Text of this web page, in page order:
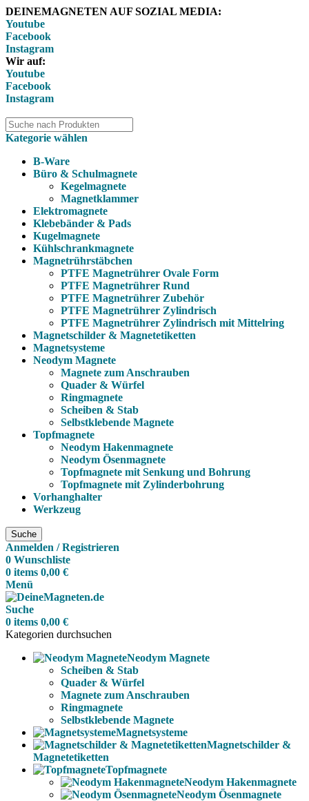
DEINEMAGNETEN AUF SOZIAL MEDIA:
Youtube
Facebook
Instagram
Wir auf:
Youtube
Facebook
Instagram
Kategorie wählen
B-Ware
Büro & Schulmagnete
Kegelmagnete
Magnetklammer
Elektromagnete
Klebebänder & Pads
Kugelmagnete
Kühlschrankmagnete
Magnetrührstäbchen
PTFE Magnetrührer Ovale Form
PTFE Magnetrührer Rund
PTFE Magnetrührer Zubehör
PTFE Magnetrührer Zylindrisch
PTFE Magnetrührer Zylindrisch mit Mittelring
Magnetschilder & Magnetetiketten
Magnetsysteme
Neodym Magnete
Magnete zum Anschrauben
Quader & Würfel
Ringmagnete
Scheiben & Stab
Selbstklebende Magnete
Topfmagnete
Neodym Hakenmagnete
Neodym Ösenmagnete
Topfmagnete mit Senkung und Bohrung
Topfmagnete mit Zylinderbohrung
Vorhanghalter
Werkzeug
Suche
Anmelden / Registrieren
0 Wunschliste
0 items 0,00 €
Menü
Suche
0 items 0,00 €
Kategorien durchsuchen
Neodym Magnete
Scheiben & Stab
Quader & Würfel
Magnete zum Anschrauben
Ringmagnete
Selbstklebende Magnete
Magnetsysteme
Magnetschilder &
Magnetetiketten
Topfmagnete
Neodym Hakenmagnete
Neodym Ösenmagnete